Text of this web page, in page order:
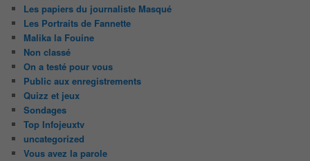
Les papiers du journaliste Masqué
Les Portraits de Fannette
Malika la Fouine
Non classé
On a testé pour vous
Public aux enregistrements
Quizz et jeux
Sondages
Top Infojeuxtv
uncategorized
Vous avez la parole